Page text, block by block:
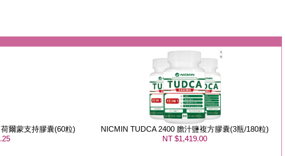
爾蒙支持膠囊(60粒)
NICMIN TUDCA 2400 膽汁鹽複方膠囊(3瓶/180粒)
NT $1,419.00